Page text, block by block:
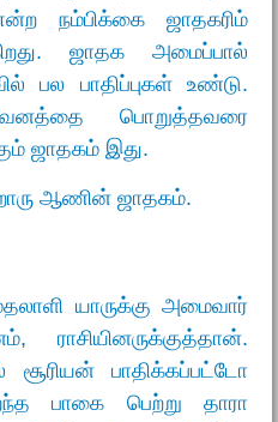
நம்பிக்கை ஜாதகரிம்
ஜாதக அமைப்பால்
பல பாதிப்புகள் உண்டு.
பொறுத்தவரை
ஜாதகம் இது.
ஆணின் ஜாதகம்.
யாருக்கு அமைவார்
பாதிக்கப்பட்டோ
பாகை பெற்று தாரா